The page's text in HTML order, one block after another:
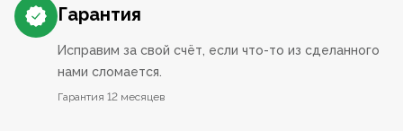
Гарантия
Исправим за свой счёт, если что-то из сделанного
нами сломается.
Гарантия 12 месяцев